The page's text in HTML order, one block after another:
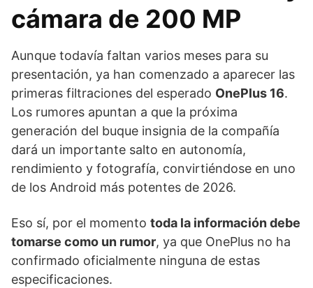
cámara de 200 MP
Aunque todavía faltan varios meses para su
presentación, ya han comenzado a aparecer las
primeras filtraciones del esperado OnePlus 16.
Los rumores apuntan a que la próxima
generación del buque insignia de la compañía
dará un importante salto en autonomía,
rendimiento y fotografía, convirtiéndose en uno
de los Android más potentes de 2026.
Eso sí, por el momento toda la información debe
tomarse como un rumor, ya que OnePlus no ha
confirmado oficialmente ninguna de estas
especificaciones.